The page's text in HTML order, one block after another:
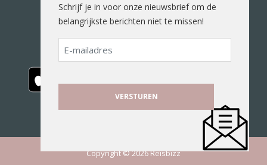
Copyright © 2026 Reisbizz
Schrijf je in voor onze nieuwsbrief om de
belangrijkste berichten niet te missen!
E-
mailadres